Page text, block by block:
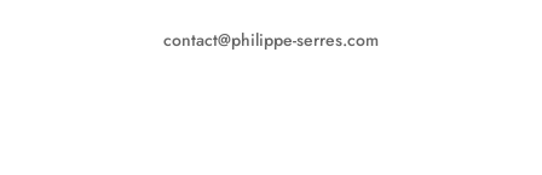
contact@philippe-serres.com